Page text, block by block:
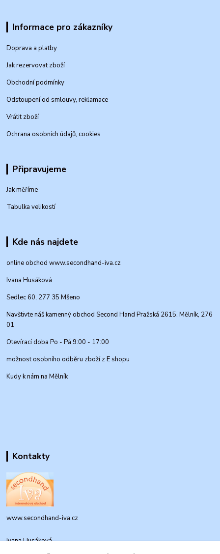
Informace pro zákazníky
Doprava a platby
Jak rezervovat zboží
Obchodní podmínky
Odstoupení od smlouvy, reklamace
Vrátit zboží
Ochrana osobních údajů, cookies
Připravujeme
Jak měříme
Tabulka velikostí
Kde nás najdete
online obchod www.secondhand-iva.cz
Ivana Husáková
Sedlec 60, 277 35 Mšeno
Navštivte náš kamenný obchod Second Hand Pražská 2615, Mělník, 276
01
Otevírací doba Po - Pá 9:00 - 17:00
možnost osobního odběru zboží z E shopu
Kudy k nám na Mělník
Kontakty
www.secondhand-iva.cz
Ivana Husáková
+420 315 695 684